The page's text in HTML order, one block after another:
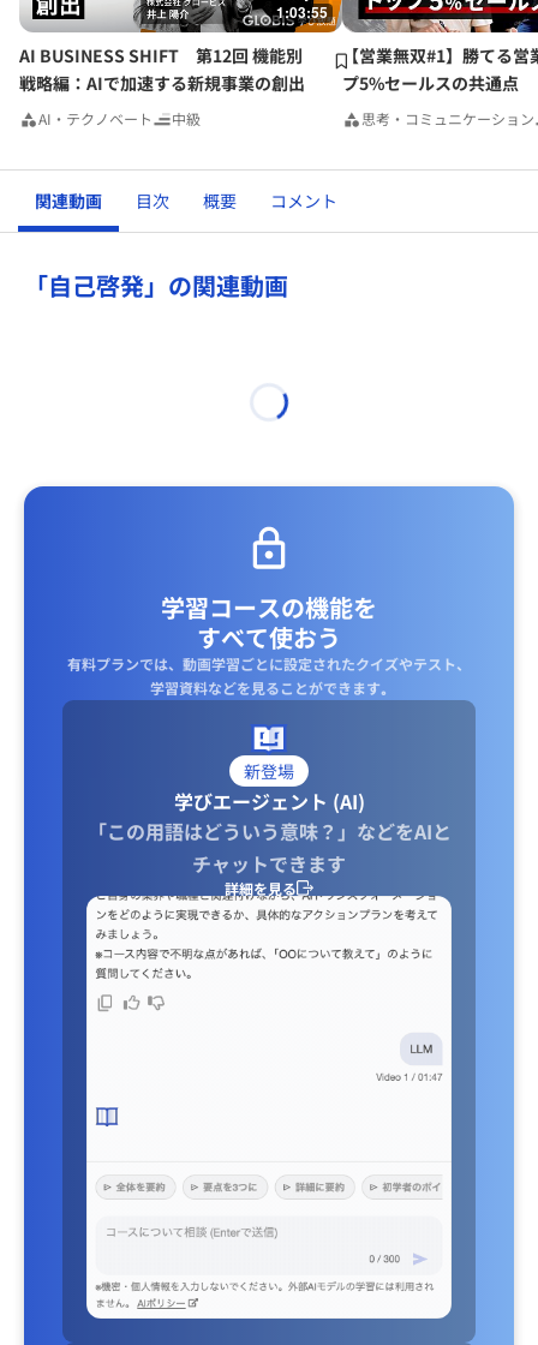
1:03:55
AI BUSINESS SHIFT 第12回 機能別
戦略編：AIで加速する新規事業の創出
AI・テクノベート 中級
【営業無双#1】勝てる営
プ5%セールスの共通点
思考・コミュニケーション
関連動画 目次 概要 コメント
「自己啓発」の関連動画
学習コースの機能を
すべて使おう
有料プランでは、動画学習ごとに設定されたクイズやテスト、
学習資料などを見ることができます｡
新登場
学びエージェント (AI)
「この用語はどういう意味？」などをAIと
チャットできます
詳細を見る